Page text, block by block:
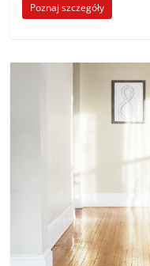
Poznaj szczegóły